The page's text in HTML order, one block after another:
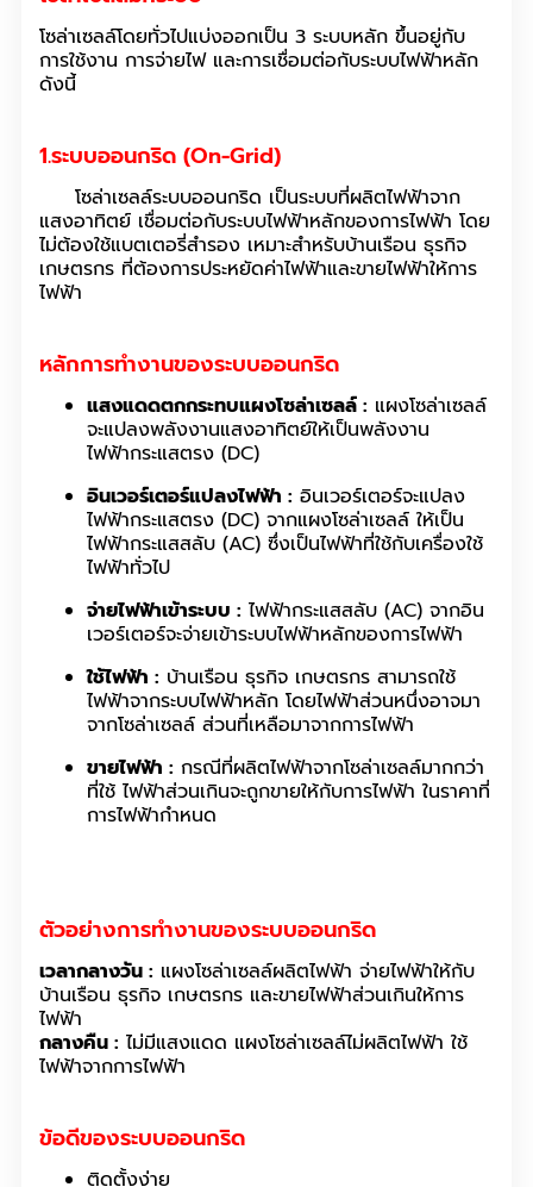
โซล่าเซลล์โดยทั่วไปแบ่งออกเป็น 3 ระบบหลัก ขึ้นอยู่กับ
การใช้งาน การจ่ายไฟ และการเชื่อมต่อกับระบบไฟฟ้าหลัก
ดังนี้
1.ระบบออนกริด (On-Grid)
โซล่าเซลล์ระบบออนกริด เป็นระบบที่ผลิตไฟฟ้าจาก
แสงอาทิตย์ เชื่อมต่อกับระบบไฟฟ้าหลักของการไฟฟ้า โดย
ไม่ต้องใช้แบตเตอรี่สำรอง เหมาะสำหรับบ้านเรือน ธุรกิจ
เกษตรกร ที่ต้องการประหยัดค่าไฟฟ้าและขายไฟฟ้าให้การ
ไฟฟ้า
หลักการทำงานของระบบออนกริด
แสงแดดตกกระทบแผงโซล่าเซลล์ : แผงโซล่าเซลล์
จะแปลงพลังงานแสงอาทิตย์ให้เป็นพลังงาน
ไฟฟ้ากระแสตรง (DC)
อินเวอร์เตอร์แปลงไฟฟ้า : อินเวอร์เตอร์จะแปลง
ไฟฟ้ากระแสตรง (DC) จากแผงโซล่าเซลล์ ให้เป็น
ไฟฟ้ากระแสสลับ (AC) ซึ่งเป็นไฟฟ้าที่ใช้กับเครื่องใช้
ไฟฟ้าทั่วไป
จ่ายไฟฟ้าเข้าระบบ : ไฟฟ้ากระแสสลับ (AC) จากอิน
เวอร์เตอร์จะจ่ายเข้าระบบไฟฟ้าหลักของการไฟฟ้า
ใช้ไฟฟ้า : บ้านเรือน ธุรกิจ เกษตรกร สามารถใช้
ไฟฟ้าจากระบบไฟฟ้าหลัก โดยไฟฟ้าส่วนหนึ่งอาจมา
จากโซล่าเซลล์ ส่วนที่เหลือมาจากการไฟฟ้า
ขายไฟฟ้า : กรณีที่ผลิตไฟฟ้าจากโซล่าเซลล์มากกว่า
ที่ใช้ ไฟฟ้าส่วนเกินจะถูกขายให้กับการไฟฟ้า ในราคาที่
การไฟฟ้ากำหนด
ตัวอย่างการทำงานของระบบออนกริด
เวลากลางวัน : แผงโซล่าเซลล์ผลิตไฟฟ้า จ่ายไฟฟ้าให้กับ
บ้านเรือน ธุรกิจ เกษตรกร และขายไฟฟ้าส่วนเกินให้การ
ไฟฟ้า
กลางคืน : ไม่มีแสงแดด แผงโซล่าเซลล์ไม่ผลิตไฟฟ้า ใช้
ไฟฟ้าจากการไฟฟ้า
ข้อดีของระบบออนกริด
ติดตั้งง่าย